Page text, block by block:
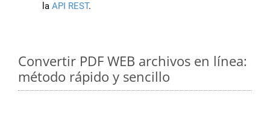
la API REST.
Convertir PDF WEB archivos en línea:
método rápido y sencillo